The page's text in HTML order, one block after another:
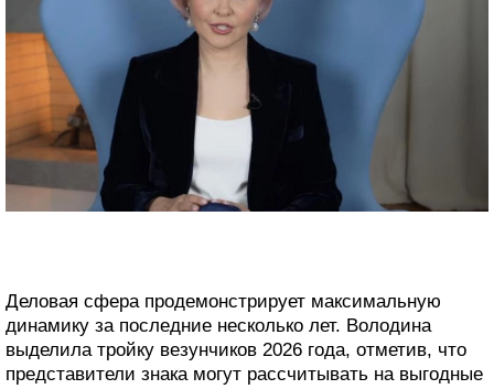
Деловая сфера продемонстрирует максимальную
динамику за последние несколько лет. Володина
выделила тройку везунчиков 2026 года, отметив, что
представители знака могут рассчитывать на выгодные